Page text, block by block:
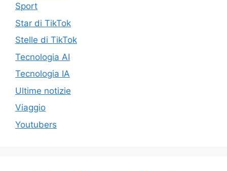
Sport
Star di TikTok
Stelle di TikTok
Tecnologia AI
Tecnologia IA
Ultime notizie
Viaggio
Youtubers